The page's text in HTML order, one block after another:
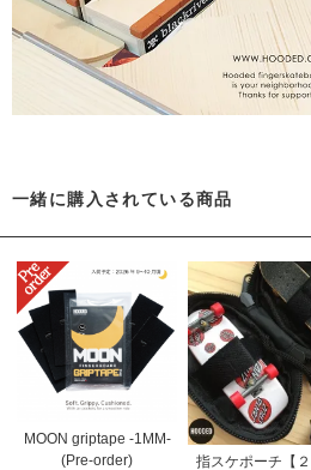
一緒に購入されている商品
MOON griptape -1MM-
(Pre-order)
指スケポーチ【